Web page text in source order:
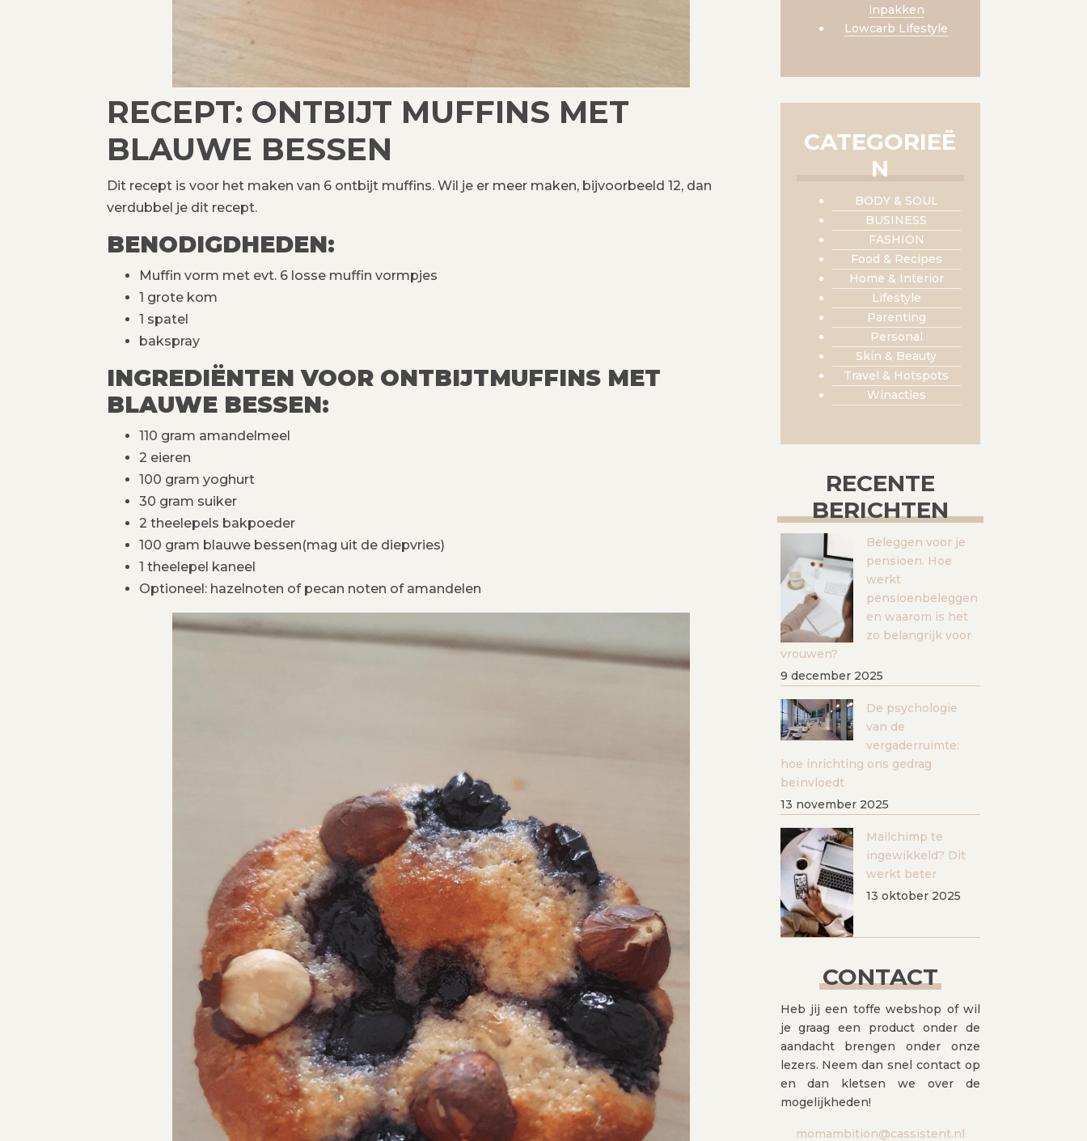
RECEPT: ONTBIJT MUFFINS MET
BLAUWE BESSEN
Dit recept is voor het maken van 6 ontbijt muffins. Wil je er meer maken, bijvoorbeeld 12, dan
verdubbel je dit recept.
BENODIGDHEDEN:
Muffin vorm met evt. 6 losse muffin vormpjes
1 grote kom
1 spatel
bakspray
INGREDIËNTEN VOOR ONTBIJTMUFFINS MET
BLAUWE BESSEN:
110 gram amandelmeel
2 eieren
100 gram yoghurt
30 gram suiker
2 theelepels bakpoeder
100 gram blauwe bessen(mag uit de diepvries)
1 theelepel kaneel
Optioneel: hazelnoten of pecan noten of amandelen
inpakken
Lowcarb Lifestyle
CATEGORIEË
N
BODY & SOUL
BUSINESS
FASHION
Food & Recipes
Home & Interior
Lifestyle
Parenting
Personal
Skin & Beauty
Travel & Hotspots
Winacties
RECENTE
BERICHTEN
Beleggen voor je
pensioen. Hoe
werkt
pensioenbeleggen
en waarom is het
zo belangrijk voor
vrouwen?
9 december 2025
De psychologie
van de
vergaderruimte:
hoe inrichting ons gedrag
beïnvloedt
13 november 2025
Mailchimp te
ingewikkeld? Dit
werkt beter
13 oktober 2025
CONTACT
Heb jij een toffe webshop of wil
je graag een product onder de
aandacht brengen onder onze
lezers. Neem dan snel contact op
en dan kletsen we over de
mogelijkheden!
momambition@cassistent.nl